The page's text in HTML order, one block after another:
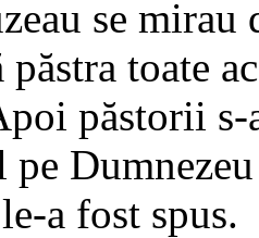
se
toate
păstorii
pe
a fost spus.